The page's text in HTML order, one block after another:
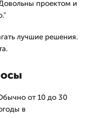
проектом и
лучшие решения.
от 10 до 30
в